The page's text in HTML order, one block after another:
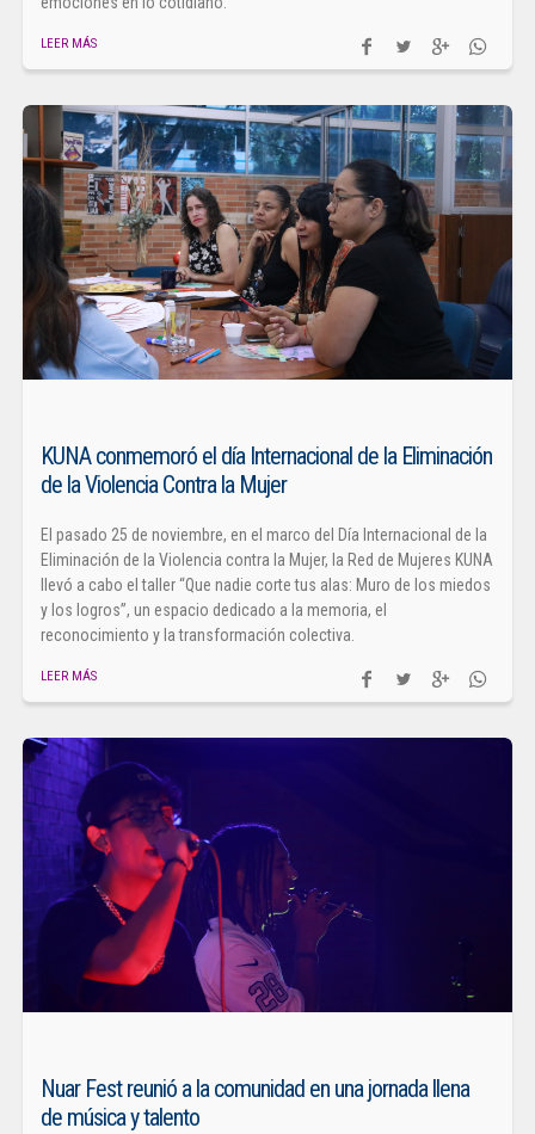
LEER MÁS
KUNA conmemoró el día Internacional de la Eliminación
de la Violencia Contra la Mujer
El pasado 25 de noviembre, en el marco del Día Internacional de la
Eliminación de la Violencia contra la Mujer, la Red de Mujeres KUNA
llevó a cabo el taller “Que nadie corte tus alas: Muro de los miedos
y los logros”, un espacio dedicado a la memoria, el
reconocimiento y la transformación colectiva.
LEER MÁS
Nuar Fest reunió a la comunidad en una jornada llena
de música y talento